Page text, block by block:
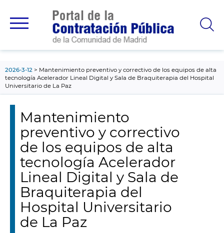
principal
2026-3-12
Mantenimiento preventivo y correctivo de los equipos de alta
tecnología Acelerador Lineal Digital y Sala de Braquiterapia del Hospital
Universitario de La Paz
Mantenimiento
preventivo y correctivo
de los equipos de alta
tecnología Acelerador
Lineal Digital y Sala de
Braquiterapia del
Hospital Universitario
de La Paz